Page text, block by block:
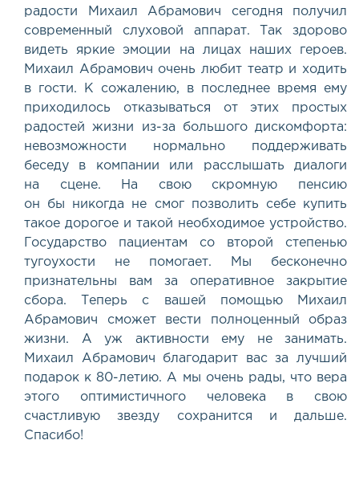
радости Михаил Абрамович сегодня получил
современный слуховой аппарат. Так здорово
видеть яркие эмоции на лицах наших героев.
Михаил Абрамович очень любит театр и ходить
в гости. К сожалению, в последнее время ему
приходилось отказываться от этих простых
радостей жизни из-за большого дискомфорта:
невозможности нормально поддерживать
беседу в компании или расслышать диалоги
на сцене. На свою скромную пенсию
он бы никогда не смог позволить себе купить
такое дорогое и такой необходимое устройство.
Государство пациентам со второй степенью
тугоухости не помогает. Мы бесконечно
признательны вам за оперативное закрытие
сбора. Теперь с вашей помощью Михаил
Абрамович сможет вести полноценный образ
жизни. А уж активности ему не занимать.
Михаил Абрамович благодарит вас за лучший
подарок к 80-летию. А мы очень рады, что вера
этого оптимистичного человека в свою
счастливую звезду сохранится и дальше.
Спасибо!